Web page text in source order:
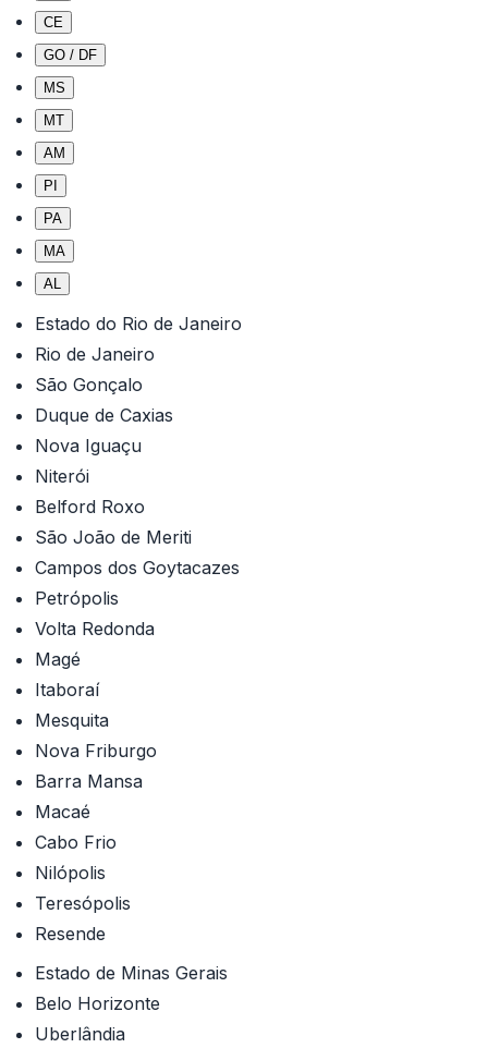
CE
GO / DF
MS
MT
AM
PI
PA
MA
AL
Estado do Rio de Janeiro
Rio de Janeiro
São Gonçalo
Duque de Caxias
Nova Iguaçu
Niterói
Belford Roxo
São João de Meriti
Campos dos Goytacazes
Petrópolis
Volta Redonda
Magé
Itaboraí
Mesquita
Nova Friburgo
Barra Mansa
Macaé
Cabo Frio
Nilópolis
Teresópolis
Resende
Estado de Minas Gerais
Belo Horizonte
Uberlândia